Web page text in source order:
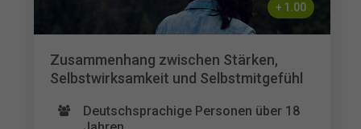
+ 1.00
Zusammenhang zwischen Stärken,
Selbstwirksamkeit und Selbstmitgefühl
Deutschsprachige Personen über 18